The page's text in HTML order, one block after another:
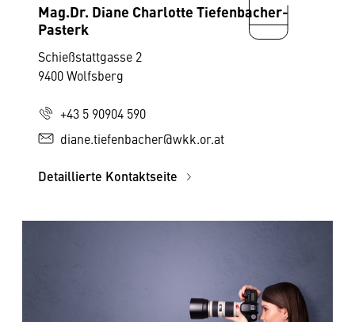
Mag.Dr. Diane Charlotte Tiefenbacher-
Pasterk
Schießstattgasse 2
9400 Wolfsberg
+43 5 90904 590
diane.tiefenbacher@wkk.or.at
Detaillierte Kontaktseite